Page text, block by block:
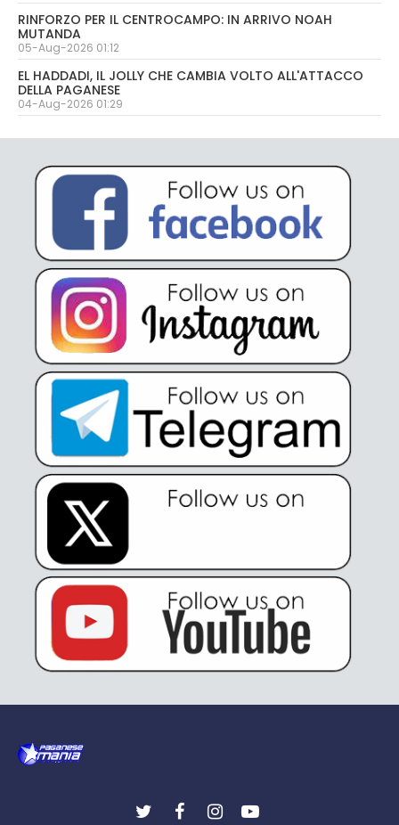
RINFORZO PER IL CENTROCAMPO: IN ARRIVO NOAH
MUTANDA
05-Aug-2026 01:12
EL HADDADI, IL JOLLY CHE CAMBIA VOLTO ALL'ATTACCO
DELLA PAGANESE
04-Aug-2026 01:29